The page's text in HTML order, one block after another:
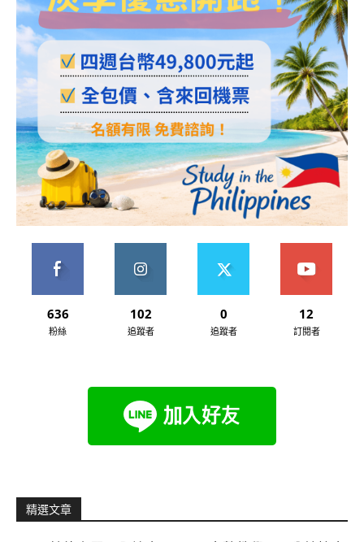
636
粉絲
102
追蹤者
0
追蹤者
12
訂閱者
精選文章